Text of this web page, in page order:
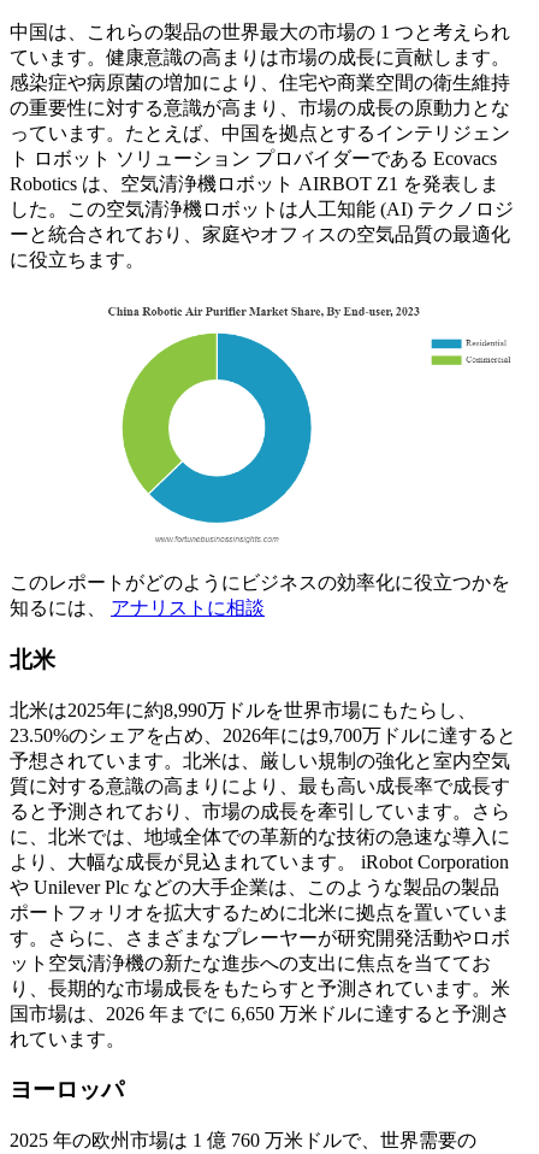
中国は、これらの製品の世界最大の市場の 1 つと考えられ
ています。健康意識の高まりは市場の成長に貢献します。
感染症や病原菌の増加により、住宅や商業空間の衛生維持
の重要性に対する意識が高まり、市場の成長の原動力とな
っています。たとえば、中国を拠点とするインテリジェン
ト ロボット ソリューション プロバイダーである Ecovacs
Robotics は、空気清浄機ロボット AIRBOT Z1 を発表しま
した。この空気清浄機ロボットは人工知能 (AI) テクノロジ
ーと統合されており、家庭やオフィスの空気品質の最適化
に役立ちます。
このレポートがどのようにビジネスの効率化に役立つかを
知るには、 アナリストに相談
北米
北米は2025年に約8,990万ドルを世界市場にもたらし、
23.50%のシェアを占め、2026年には9,700万ドルに達すると
予想されています。北米は、厳しい規制の強化と室内空気
質に対する意識の高まりにより、最も高い成長率で成長す
ると予測されており、市場の成長を牽引しています。さら
に、北米では、地域全体での革新的な技術の急速な導入に
より、大幅な成長が見込まれています。 iRobot Corporation
や Unilever Plc などの大手企業は、このような製品の製品
ポートフォリオを拡大するために北米に拠点を置いていま
す。さらに、さまざまなプレーヤーが研究開発活動やロボ
ット空気清浄機の新たな進歩への支出に焦点を当ててお
り、長期的な市場成長をもたらすと予測されています。米
国市場は、2026 年までに 6,650 万米ドルに達すると予測さ
れています。
ヨーロッパ
2025 年の欧州市場は 1 億 760 万米ドルで、世界需要の